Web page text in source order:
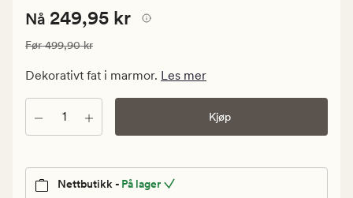
Nåværende
249,95
kr.
Nåværende pris
Nå 249,95 kr
Vanlig pris 499,90 kr
Før499,90 kr
Dekorativt fat i marmor. Les mer
Antall Kjøp
Nettbutikk - På lager